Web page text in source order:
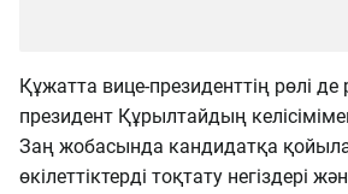
Құжатта вице-президенттің рөлі де
президент Құрылтайдың
Заң жобасында кандидатқа
өкілеттіктерді тоқтату негіздері